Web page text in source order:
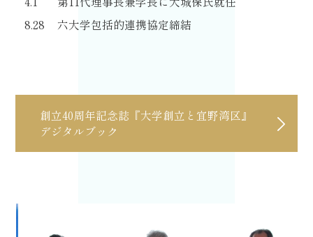
8.28
六大学包括的連携協定締結
創立40周年記念誌『大学創立と宜野湾区』
デジタルブック